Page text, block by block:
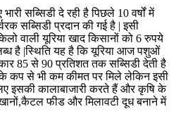
सब्सिडी दे रही है पिछले 10 वर्षों में
सब्सिडी प्रदान की गई है | इसी
वाली यूरिया खाद किसानों को 6 रुपये
है |स्थिति यह है कि यूरिया आज पशुओं
85 से 90 प्रतिशत तक सब्सिडी देती है
के कप से भी कम कीमत पर मिले लेकिन इसी
इसकी कालाबाजारी करते हैं और कृषि के
फीड और मिलावटी दूध बनाने में